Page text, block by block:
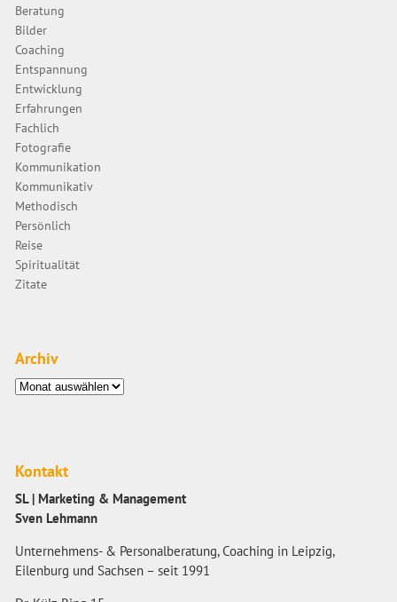
Beratung
Bilder
Coaching
Entspannung
Entwicklung
Erfahrungen
Fachlich
Fotografie
Kommunikation
Kommunikativ
Methodisch
Persönlich
Reise
Spiritualität
Zitate
Archiv
Archiv
Kontakt
SL | Marketing & Management
Sven Lehmann
Unternehmens- & Personalberatung, Coaching in Leipzig,
Eilenburg und Sachsen – seit 1991